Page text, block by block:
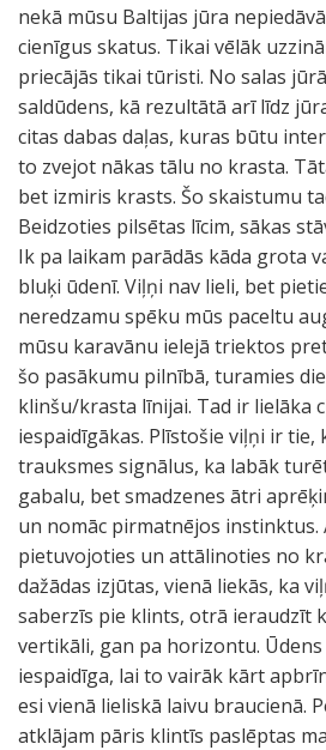
nekā mūsu Baltijas jūra
cienīgus skatus. Tikai vēlāk
priecājās tikai tūristi. No salas
saldūdens, kā rezultātā arī līdz
citas dabas daļas, kuras būtu
to zvejot nākas tālu no krasta.
bet izmiris krasts. Šo skaistumu
Beidzoties pilsētas līcim, sākas
Ik pa laikam parādās kāda grota
bluķi ūdenī. Viļņi nav lieli, bet
neredzamu spēku mūs paceltu
mūsu karavānu ielejā triektos
šo pasākumu pilnībā, turamies
klinšu/krasta līnijai. Tad ir lielāka
iespaidīgākas. Plīstošie viļņi ir tie,
trauksmes signālus, ka labāk
gabalu, bet smadzenes ātri
un nomāc pirmatnējos instinktus.
pietuvojoties un attālinoties no
dažādas izjūtas, vienā liekās, ka
saberzīs pie klints, otrā ieraudzīt
vertikāli, gan pa horizontu.
iespaidīga, lai to vairāk kārt
esi vienā lieliskā laivu braucienā.
atklājam pāris klintīs paslēptas